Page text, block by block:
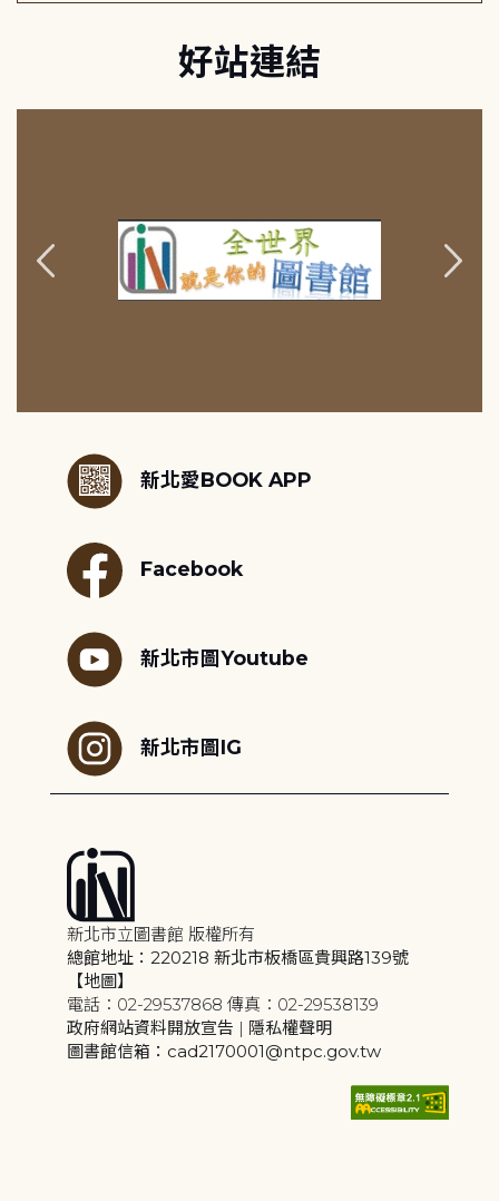
好站連結
新北愛BOOK APP
Facebook
新北市圖Youtube
新北市圖IG
新北市立圖書館 版權所有
總館地址：220218 新北市板橋區貴興路139號
【地圖】
電話：02-29537868 傳真：02-29538139
政府網站資料開放宣告 | 隱私權聲明
圖書館信箱：cad2170001@ntpc.gov.tw